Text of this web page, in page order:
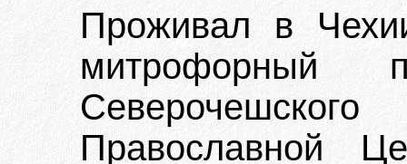
Проживал в
митрофорный
Северочешского
Православной